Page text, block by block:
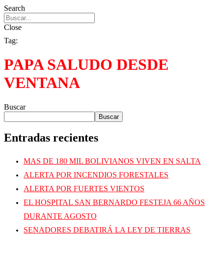
Search
Close
Tag:
PAPA SALUDO DESDE
VENTANA
Buscar
Buscar
Entradas recientes
MAS DE 180 MIL BOLIVIANOS VIVEN EN SALTA
ALERTA POR INCENDIOS FORESTALES
ALERTA POR FUERTES VIENTOS
EL HOSPITAL SAN BERNARDO FESTEJA 66 AÑOS
DURANTE AGOSTO
SENADORES DEBATIRÁ LA LEY DE TIERRAS